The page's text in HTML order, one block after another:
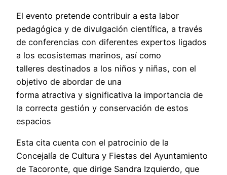
El evento pretende contribuir a esta labor
pedagógica y de divulgación científica, a través
de conferencias con diferentes expertos ligados
a los ecosistemas marinos, así como
talleres destinados a los niños y niñas, con el
objetivo de abordar de una
forma atractiva y significativa la importancia de
la correcta gestión y conservación de estos
espacios
Esta cita cuenta con el patrocinio de la
Concejalía de Cultura y Fiestas del Ayuntamiento
de Tacoronte, que dirige Sandra Izquierdo, que